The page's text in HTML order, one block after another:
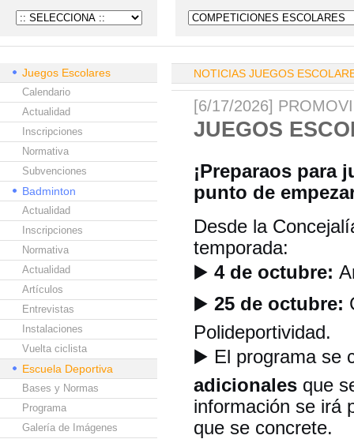
Juegos Escolares
Calendario
Actualidad
Inscripciones
Normativa
Subvenciones
Badminton
Actualidad
Inscripciones
Normativa
Actualidad
Artículos
Entrevistas
Instalaciones
Vuelta ciclista
Escuela Deportiva
Bases y Normas
Programa
Galería de Imágenes
NOTICIAS JUEGOS
[6/17/2026]
JUEGOS
¡Preparaos para
punto de
Desde la
temporada:
▶️ 4 de octubre:
▶️ 25 de octubre:
Polideportividad.
▶️ El programa se
adicionales que
información se irá
que se concrete.